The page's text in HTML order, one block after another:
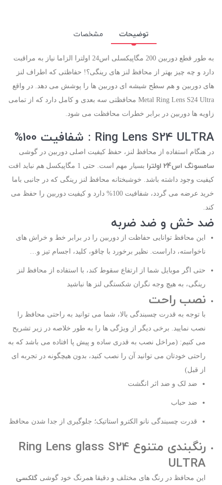
توضیحات مشخصات
به طور قطع دوربین 200 مگاپیکسلی اس24 اولترا الزاما نیاز به مراقبت
دارد و چه چیز بهتر از محافظ لنز های رینگی؟! حفاظتی که اطراف لنز
های دوربین و هم سطح شیشه ای دوربین ها را پوشش می دهد. در واقع
Metal Ring Lens S24 Ultra محافظتی سه بعدی و کامل دارد که از تمامی
زاویه ها دوربین در برابر خطرات محافظت می شود.
Ring Lens S24 ULTRA : شفافیت 100%
در هنگام استفاده از محافظ لنز، حفظ کیفیت اصلی دوربین در گوشی
سامسونگ اس24 اولترا
بسیار مهم است. حتی 1 مگاپیکسل هم نباید افت
کیفیت وجود داشته باشد. خوشبختانه محافظ لنز رینگی که در جانبی باما
خرید عرضه می گردد، شفافیت 100% دارد و کیفیت دوربین را حفظ می
کند.
ضد خش و ضد ضربه
این محافظ توانایی حفاظت از دوربین را در برابر خط و خراش های
ناخواسته، داراست. نظیر برخورد با چاقو، کلید، اجسام تیز و…
حتی اگر موبایل شما از ارتفاع سقوط کند، با استفاده از محافظ لنز
رینگی، به هیچ وجه نگران شکستگی لنز ها نباشید
نصب راحت
با توجه به قدرت چسبندگی بالا، شما می توانید به راحتی محافظ را
نصب نمایید. برخی دیگر از ویژگی ها را به طور خلاصه در زیر تشریح
می کنیم: (مراخل نصب به قدری ساده و پیش پا افتاده می باشد که به
راحتی خودتان می توانید آن را نصب کنید، بدون هیچگونه در تجربه ای
از قبل)
ضد لک و ضد اثر انگشت
ضد حباب
قدرت چسبندگی نانو الکترو استاتیک؛ جلوگیری از جدا شدن محافظ
رنگبندی متنوع Ring Lens glass S24
ULTRA
این محافظ در رنگ های مختلف و دقیقا همرنگ خود گوشی گلکسی